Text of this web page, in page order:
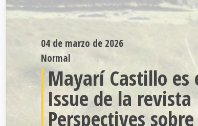
04 de marzo de 2026
Normal
Mayarí Castillo es
Issue de la
Perspectives